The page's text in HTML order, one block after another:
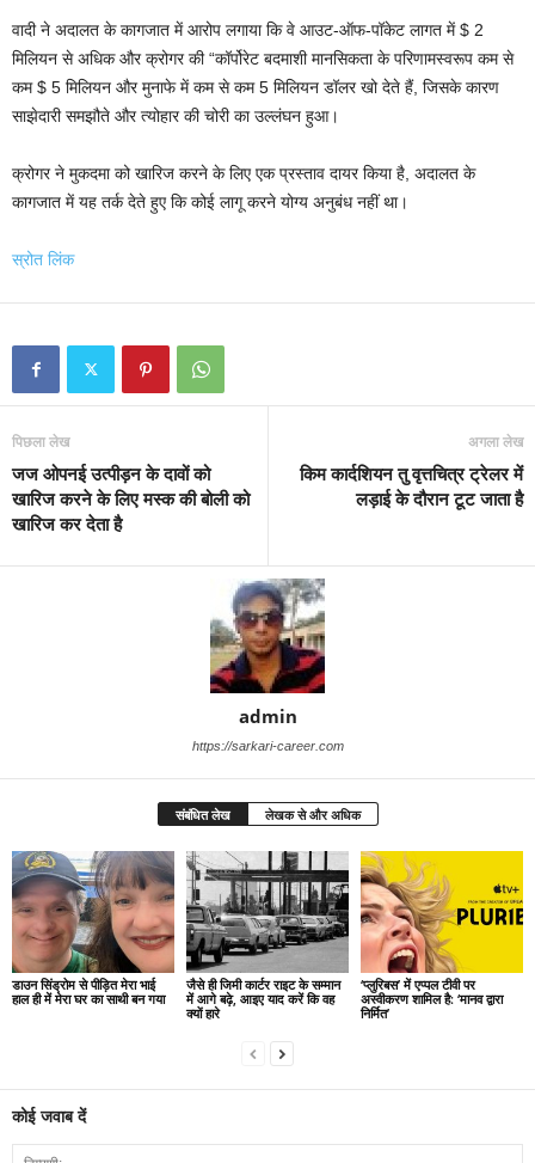
वादी ने अदालत के कागजात में आरोप लगाया कि वे आउट-ऑफ-पॉकेट लागत में $ 2
मिलियन से अधिक और क्रोगर की “कॉर्पोरेट बदमाशी मानसिकता के परिणामस्वरूप कम से
कम $ 5 मिलियन और मुनाफे में कम से कम 5 मिलियन डॉलर खो देते हैं, जिसके कारण
साझेदारी समझौते और त्योहार की चोरी का उल्लंघन हुआ।
क्रोगर ने मुकदमा को खारिज करने के लिए एक प्रस्ताव दायर किया है, अदालत के
कागजात में यह तर्क देते हुए कि कोई लागू करने योग्य अनुबंध नहीं था।
स्रोत लिंक
पिछला लेख
जज ओपनई उत्पीड़न के दावों को
खारिज करने के लिए मस्क की बोली को
खारिज कर देता है
अगला लेख
किम कार्दशियन तु वृत्तचित्र ट्रेलर में
लड़ाई के दौरान टूट जाता है
admin
https://sarkari-career.com
संबंधित लेख लेखक से और अधिक
डाउन सिंड्रोम से पीड़ित मेरा भाई
हाल ही में मेरा घर का साथी बन गया
जैसे ही जिमी कार्टर राइट के सम्मान
में आगे बढ़े, आइए याद करें कि वह
क्यों हारे
‘प्लुरिबस’ में एप्पल टीवी पर
अस्वीकरण शामिल है: ‘मानव द्वारा
निर्मित’
कोई जवाब दें